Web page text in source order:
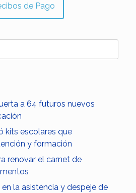
de Pago
a 64 futuros nuevos
kits escolares que
y formación
renovar el carnet de
la asistencia y despeje de